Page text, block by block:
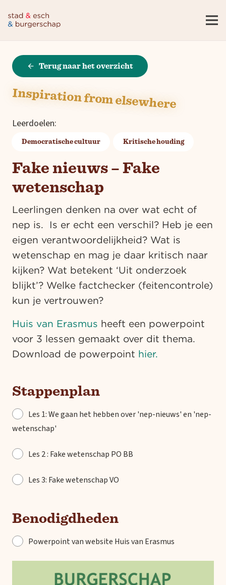
arrow_back Terug naar het overzicht
Inspiration from elsewhere
Leerdoelen:
Democratische cultuur Kritische houding
Fake nieuws – Fake
wetenschap
Leerlingen denken na over wat echt of
nep is. Is er echt een verschil? Heb je een
eigen verantwoordelijkheid? Wat is
wetenschap en mag je daar kritisch naar
kijken? Wat betekent ‘Uit onderzoek
blijkt’? Welke factchecker (feitencontrole)
kun je vertrouwen?
Huis van Erasmus heeft een powerpoint
voor 3 lessen gemaakt over dit thema.
Download de powerpoint hier.
Stappenplan
Les 1: We gaan het hebben over 'nep-nieuws' en 'nep-
wetenschap'
Les 2 : Fake wetenschap PO BB
Les 3: Fake wetenschap VO
Benodigdheden
Powerpoint van website Huis van Erasmus